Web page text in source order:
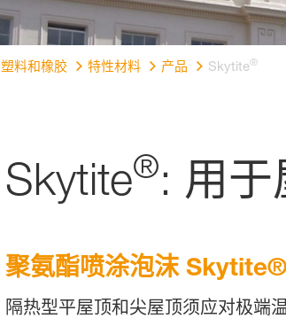
塑料和橡胶 特性材料 产品 Skytite®
Skytite®: 用
聚氨酯喷涂泡沫
隔热型平屋顶和尖屋顶须应对极端